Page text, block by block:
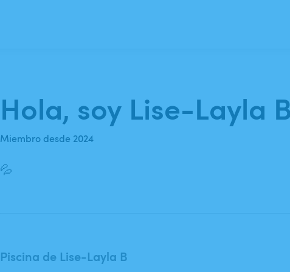
Hola, soy Lise-Layla
Miembro desde 2024
💦
Piscina de Lise-Layla B